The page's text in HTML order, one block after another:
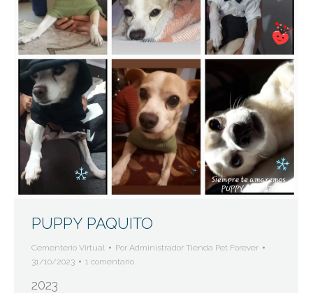
PUPPY PAQUITO
Cementerio Virtual Por Administrador Tienda Pet Forever
31/10/2023
1 comentario
2023